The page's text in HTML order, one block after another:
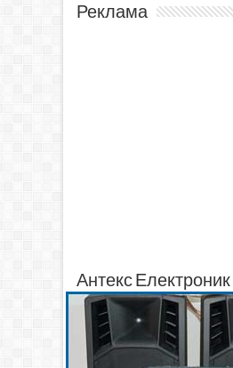
Реклама
Антекс Електроник